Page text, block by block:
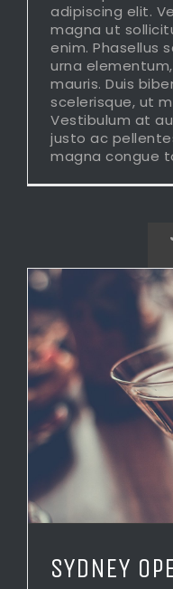
adipiscing elit.
magna ut
enim. Phasellus
urna
mauris. Duis
scelerisque, ut
Vestibulum at
justo ac
magna congue
SYDNEY